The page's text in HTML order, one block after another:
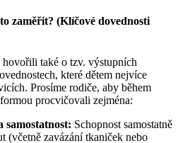
zaměřit? (Klíčové dovednosti
hovořili také o tzv. výstupních
které dětem nejvíce
Prosíme rodiče, aby během
procvičovali zejména:
samostatnost: Schopnost samostatně
(včetně zavázání tkaniček nebo